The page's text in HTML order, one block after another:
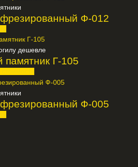
Ф-012
дешевле
памятник Г-105
Ф-005